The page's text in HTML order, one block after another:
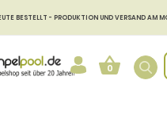
BESTELLT - PRODUKTION UND VERSAND AM
0